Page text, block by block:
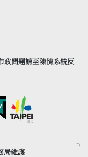
政問題請至陳情系統反
局維護